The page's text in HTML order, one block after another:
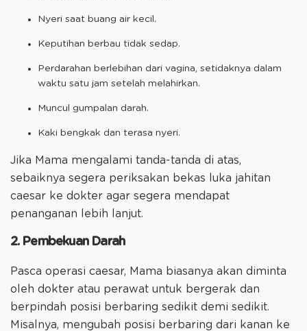
Nyeri saat buang air kecil.
Keputihan berbau tidak sedap.
Perdarahan berlebihan dari vagina, setidaknya dalam
waktu satu jam setelah melahirkan.
Muncul gumpalan darah.
Kaki bengkak dan terasa nyeri.
Jika Mama mengalami tanda-tanda di atas,
sebaiknya segera periksakan bekas luka jahitan
caesar ke dokter agar segera mendapat
penanganan lebih lanjut.
2. Pembekuan Darah
Pasca operasi caesar, Mama biasanya akan diminta
oleh dokter atau perawat untuk bergerak dan
berpindah posisi berbaring sedikit demi sedikit.
Misalnya, mengubah posisi berbaring dari kanan ke